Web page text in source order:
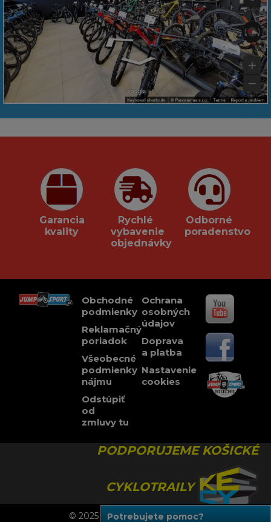
Potrebujete pomoc?
Garancia
kvality
Rychlé
vybavenie
objednávky
Odborné
poradenstvo
Obchodné
podmienky
Reklamačný
poriadok
Všeobecné
podmienky
nájmu
Odstúpiť
od
zmluvy tu
Ochrana
osobných
údajov
Doprava
a platba
Nastavenie
cookies
PODPORUJEME KOŠICKÉ
CYKLOTRAILY
© 2025 JUMPSPORT, Všetky práva vyhradené.